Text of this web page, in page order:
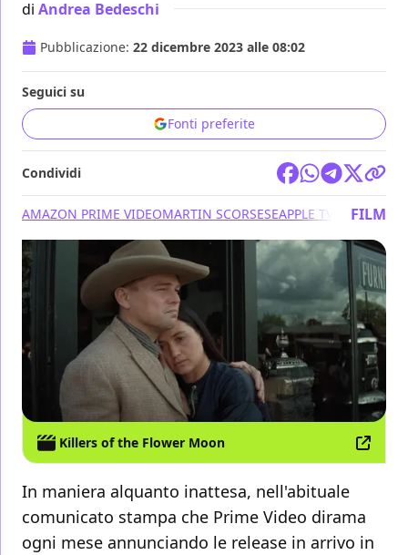
di Andrea Bedeschi
Pubblicazione: 22 dicembre 2023 alle 08:02
Seguici su
Fonti preferite
Condividi
AMAZON PRIME VIDEOMARTIN SCORSESEAPPLE TV+ FILM
Killers of the Flower Moon
In maniera alquanto inattesa, nell'abituale
comunicato stampa che Prime Video dirama
ogni mese annunciando le release in arrivo in